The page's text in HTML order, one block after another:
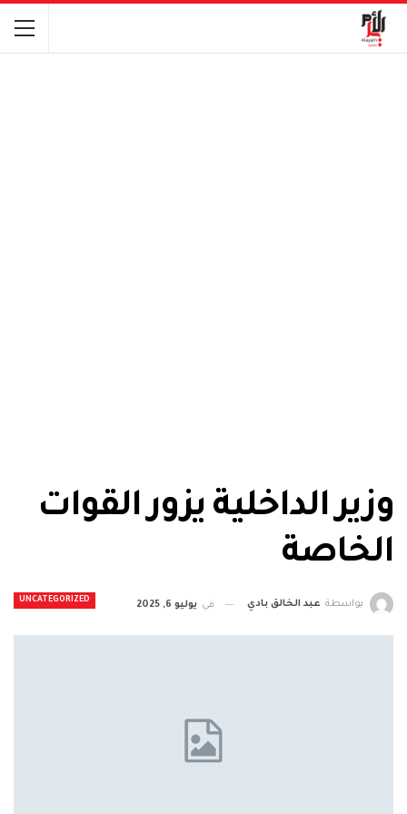
وزير الداخلية يزور القوات
الخاصة
UNCATEGORIZED بواسطة عبد الخالق بادي في يوليو 6, 2025